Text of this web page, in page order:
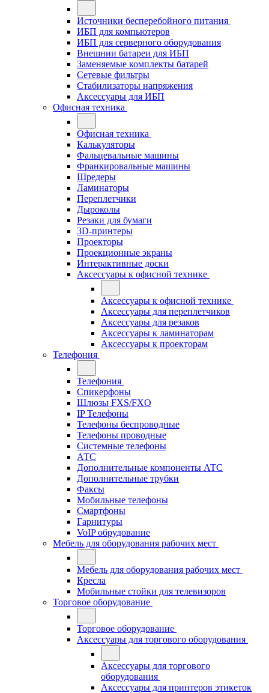
Источники бесперебойного питания
ИБП для компьютеров
ИБП для серверного оборудования
Внешнии батареи для ИБП
Заменяемые комплекты батарей
Сетевые фильтры
Стабилизаторы напряжения
Аксессуары для ИБП
Офисная техника
Офисная техника
Калькуляторы
Фальцевальные машины
Франкировальные машины
Шредеры
Ламинаторы
Переплетчики
Дыроколы
Резаки для бумаги
3D-принтеры
Проекторы
Проекционные экраны
Интерактивные доски
Аксессуары к офисной технике
Аксессуары к офисной технике
Аксессуары для переплетчиков
Аксессуары для резаков
Аксессуары к ламинаторам
Аксессуары к проекторам
Телефония
Телефония
Спикерфоны
Шлюзы FXS/FXO
IP Телефоны
Телефоны беспроводные
Телефоны проводные
Системные телефоны
АТС
Дополнительные компоненты АТС
Дополнительные трубки
Факсы
Мобильные телефоны
Смартфоны
Гарнитуры
VoIP обрудование
Мебель для оборудования рабочих мест
Мебель для оборудования рабочих мест
Кресла
Мобильные стойки для телевизоров
Торговое оборудование
Торговое оборудование
Аксессуары для торгового оборудования
Аксессуары для торгового
оборудования
Аксессуары для принтеров этикеток